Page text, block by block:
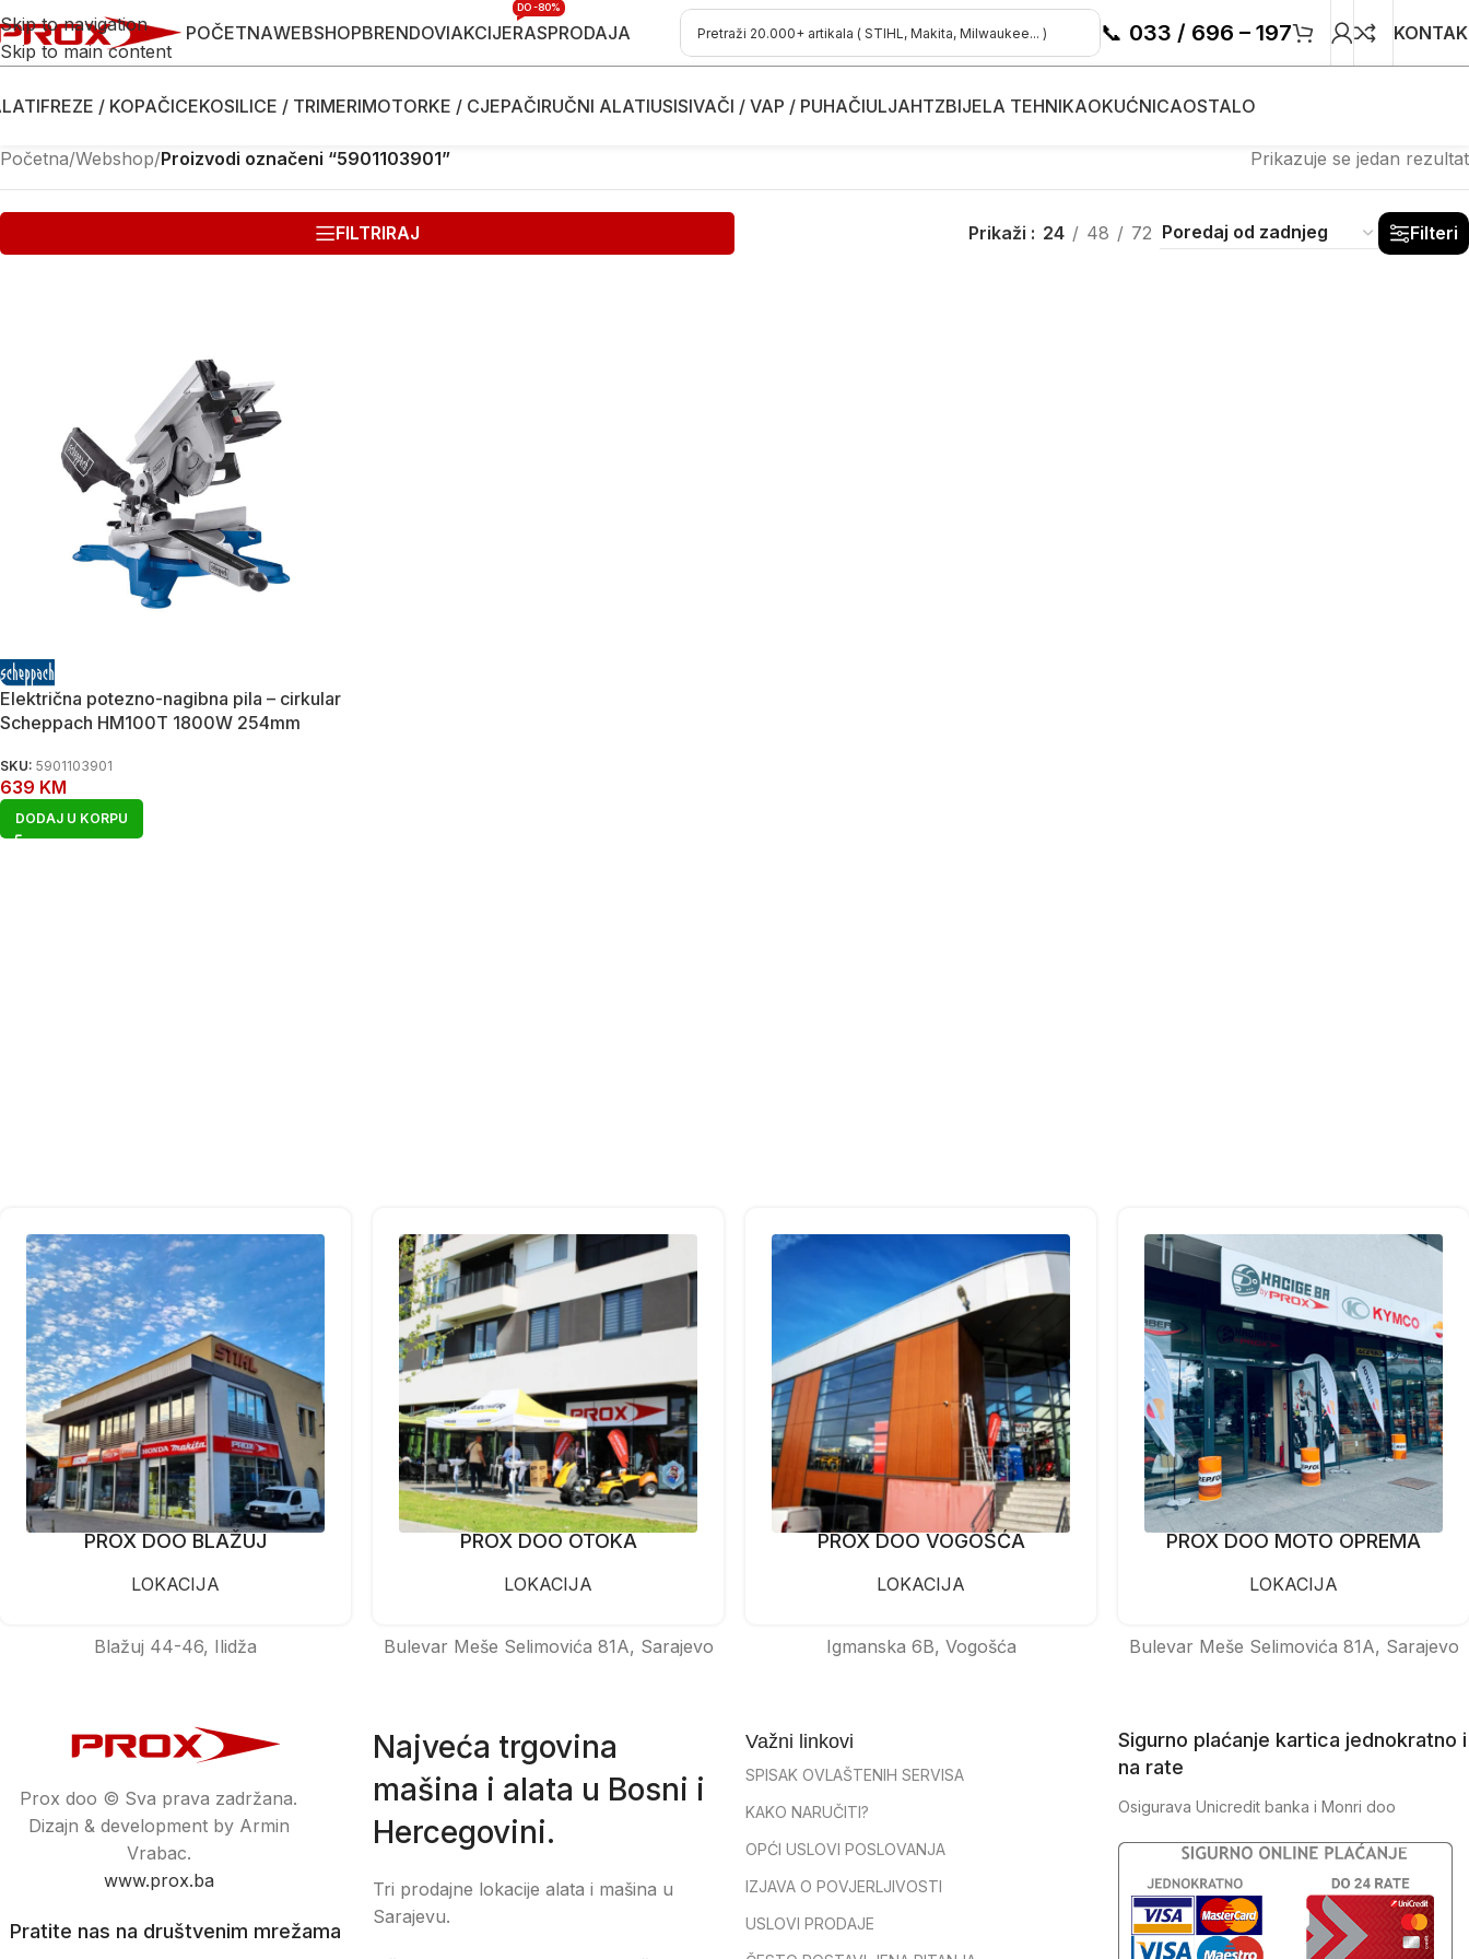
Skip to navigation
Skip to main content
POČETNAWEBSHOPBRENDOVIAKCIJERASPRODAJA
DO -80%
📞 033 / 696 – 197
FREZE / KOPAČICEKOSILICE / TRIMERIMOTORKE / CJEPAČIRUČNI ALATIUSISIVAČI / VAP / PUHAČIULJAHTZBIJELA TEHNIKAOKUĆNICAOSTALO
Početna/Webshop/Proizvodi označeni “5901103901” Prikazuje se jedan rezultat
FILTRIRAJ Prikaži 24 48 72 Filteri
Električna potezno-nagibna pila – cirkular
Scheppach HM100T 1800W 254mm
SKU: 5901103901
639 KM
DODAJ U KORPU
PROX DOO BLAŽUJ
LOKACIJA
Blažuj 44-46, Ilidža
PROX DOO OTOKA
LOKACIJA
Bulevar Meše Selimovića 81A, Sarajevo
PROX DOO VOGOŠĆA
LOKACIJA
Igmanska 6B, Vogošća
PROX DOO MOTO OPREMA
LOKACIJA
Bulevar Meše Selimovića 81A, Sarajevo
Prox doo © Sva prava zadržana.
Dizajn & development by Armin
Vrabac.
www.prox.ba
Pratite nas na društvenim mrežama
Najveća trgovina
mašina i alata u Bosni i
Hercegovini.
Tri prodajne lokacije alata i mašina u
Sarajevu.
Važni linkovi
SPISAK OVLAŠTENIH SERVISA
KAKO NARUČITI?
OPĆI USLOVI POSLOVANJA
IZJAVA O POVJERLJIVOSTI
USLOVI PRODAJE
Sigurno plaćanje kartica jednokratno i
na rate
Osigurava Unicredit banka i Monri doo